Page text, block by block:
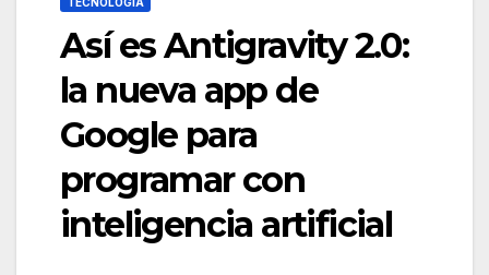
Así es Antigravity 2.0:
la nueva app de
Google para
programar con
inteligencia artificial